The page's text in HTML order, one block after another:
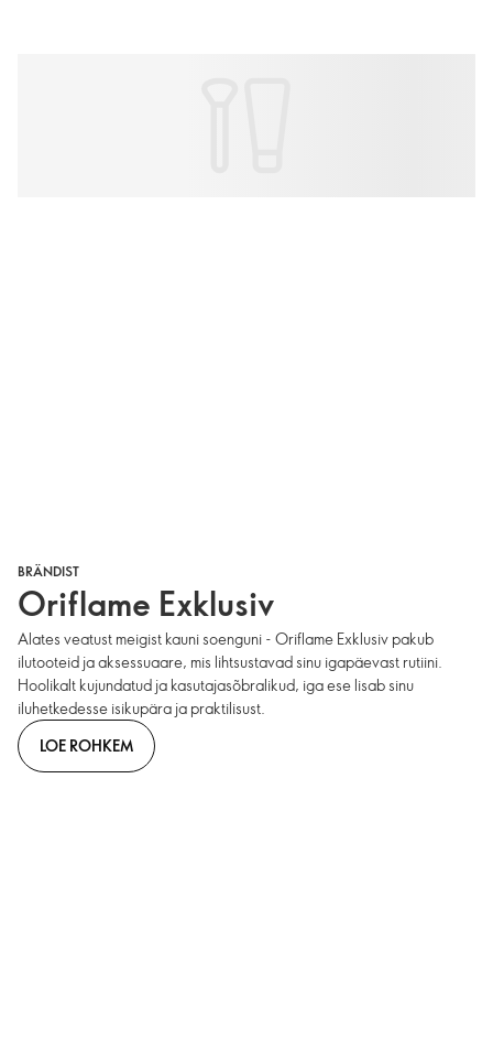
BRÄNDIST
Oriflame Exklusiv
Alates veatust meigist kauni soenguni - Oriflame Exklusiv pakub
ilutooteid ja aksessuaare, mis lihtsustavad sinu igapäevast rutiini.
Hoolikalt kujundatud ja kasutajasõbralikud, iga ese lisab sinu
iluhetkedesse isikupära ja praktilisust.
LOE ROHKEM